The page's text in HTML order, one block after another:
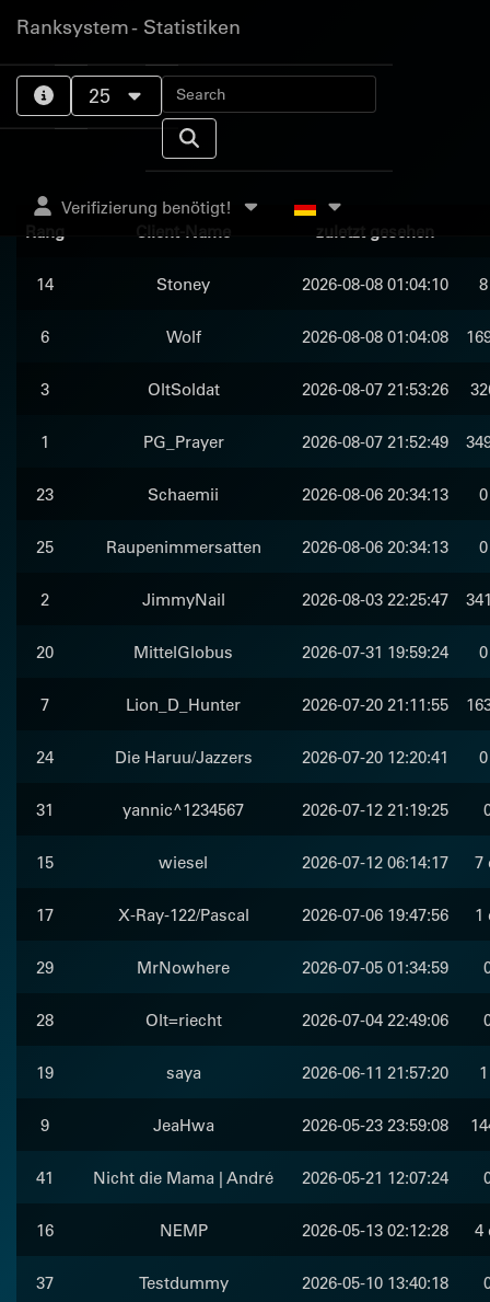
Ranksystem - Statistiken
25
Verifizierung benötigt!
Rang
Client-Name zuletzt gesehen
14 Stoney 2026-08-08 01:04:10
6 Wolf 2026-08-08 01:04:08
3 OltSoldat 2026-08-07 21:53:26
1 PG_Prayer 2026-08-07 21:52:49
23 Schaemii 2026-08-06 20:34:13
25 Raupenimmersatten 2026-08-06 20:34:13
2 JimmyNail 2026-08-03 22:25:47
20 MittelGlobus 2026-07-31 19:59:24
7 Lion_D_Hunter 2026-07-20 21:11:55
24 Die Haruu/Jazzers 2026-07-20 12:20:41
31 yannic^1234567 2026-07-12 21:19:25
15 wiesel 2026-07-12 06:14:17 7
17 X-Ray-122/Pascal 2026-07-06 19:47:56 1
29 MrNowhere 2026-07-05 01:34:59
28 Olt=riecht 2026-07-04 22:49:06
19 saya 2026-06-11 21:57:20
9 JeaHwa 2026-05-23 23:59:08
41 Nicht die Mama | André 2026-05-21 12:07:24
16 NEMP 2026-05-13 02:12:28 4
37 Testdummy 2026-05-10 13:40:18